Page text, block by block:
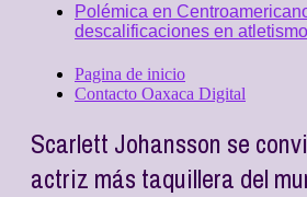
Polémica en
descalificaciones en atletismo
Pagina de inicio
Contacto Oaxaca Digital
Scarlett Johansson se
actriz más taquillera del